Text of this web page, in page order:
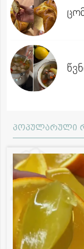
პოპულარული